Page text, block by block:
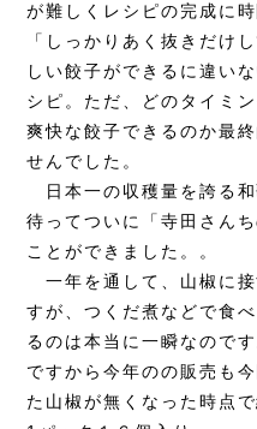
が難しくレシピの完成に
「しっかりあく抜きだけ
しい餃子ができるに違い
シピ。ただ、どのタイミ
爽快な餃子できるのか最
せんでした。
日本一の収穫量を誇る
待ってついに「寺田さん
ことができました。。
一年を通して、山椒に接
すが、つくだ煮などで食
るのは本当に一瞬なのです
ですから今年のの販売も
た山椒が無くなった時点